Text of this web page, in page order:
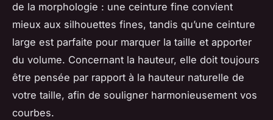
de la morphologie : une ceinture fine convient
mieux aux silhouettes fines, tandis qu’une ceinture
large est parfaite pour marquer la taille et apporter
du volume. Concernant la hauteur, elle doit toujours
être pensée par rapport à la hauteur naturelle de
votre taille, afin de souligner harmonieusement vos
courbes.